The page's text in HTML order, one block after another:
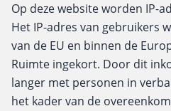
Op deze website worden IP-
Het IP-adres van gebruikers
van de EU en binnen de
Ruimte ingekort. Door dit
langer met personen in
het kader van de